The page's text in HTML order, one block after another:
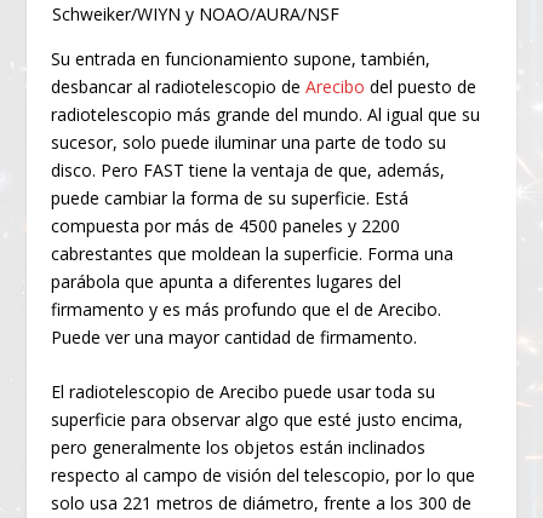
Schweiker/WIYN y NOAO/AURA/NSF
Su entrada en funcionamiento supone, también,
desbancar al radiotelescopio deArecibo del puesto de
radiotelescopio más grande del mundo. Al igual que su
sucesor, solo puede iluminar una parte de todo su
disco. Pero FAST tiene la ventaja de que, además,
puede cambiar la forma de su superficie. Está
compuesta por más de 4500 paneles y 2200
cabrestantes que moldean la superficie. Forma una
parábola que apunta a diferentes lugares del
firmamento y es más profundo que el de Arecibo.
Puede ver una mayor cantidad de firmamento.
El radiotelescopio de Arecibo puede usar toda su
superficie para observar algo que esté justo encima,
pero generalmente los objetos están inclinados
respecto al campo de visión del telescopio, por lo que
solo usa 221 metros de diámetro, frente a los 300 de